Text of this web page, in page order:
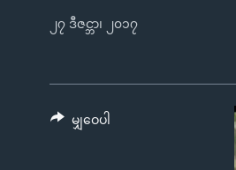
နိုင်ငံတကာ
တရုတ်
အစ္စရေး-ပါလက်စတိုင်း
ရပ်ဝန်းတခု လမ်းတခု အလွန်
အင်္ဂလိပ်စာလေ့လာမယ်
၂၇ ဒီဇင္ဘာ၊ ၂၀၁၇
မျှဝေပါ